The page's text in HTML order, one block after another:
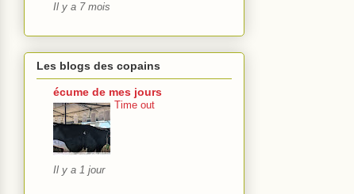
Il y a 7 mois
Les blogs des copains
écume de mes jours
Time out
Il y a 1 jour